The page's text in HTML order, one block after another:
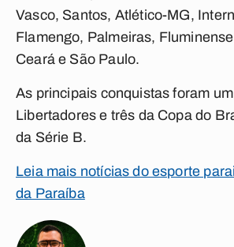
Vasco, Santos, Atlético-MG,
Flamengo, Palmeiras,
Ceará e São Paulo.
As principais conquistas foram
Libertadores e três da Copa do
da Série B.
Leia mais notícias do esporte
da Paraíba